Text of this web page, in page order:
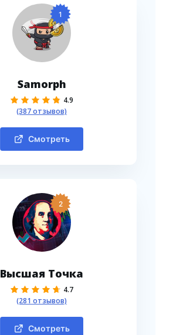
1
Samorph
4.9
(387 отзывов)
Смотреть
2
Высшая Точка
4.7
(281 отзывов)
Смотреть